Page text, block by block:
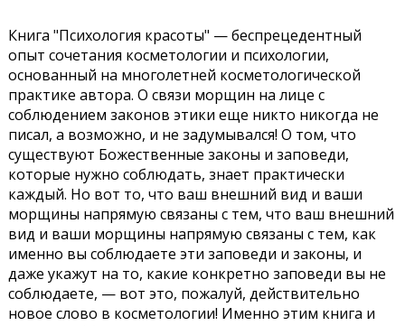
Книга "Психология красоты" — беспрецедентный
опыт сочетания косметологии и психологии,
основанный на многолетней косметологической
практике автора. О связи морщин на лице с
соблюдением законов этики еще никто никогда не
писал, а возможно, и не задумывался! О том, что
существуют Божественные законы и заповеди,
которые нужно соблюдать, знает практически
каждый. Но вот то, что ваш внешний вид и ваши
морщины напрямую связаны с тем, что ваш внешний
вид и ваши морщины напрямую связаны с тем, как
именно вы соблюдаете эти заповеди и законы, и
даже укажут на то, какие конкретно заповеди вы не
соблюдаете, — вот это, пожалуй, действительно
новое слово в косметологии! Именно этим книга и